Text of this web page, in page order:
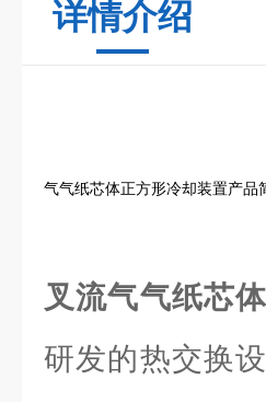
详情介绍
气气纸芯体正方形冷却装置产品
叉流气气纸芯
研发的热交换